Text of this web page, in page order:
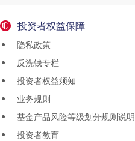
投资者权益保障
隐私政策
反洗钱专栏
投资者权益须知
业务规则
基金产品风险等级划分规则说明
投资者教育